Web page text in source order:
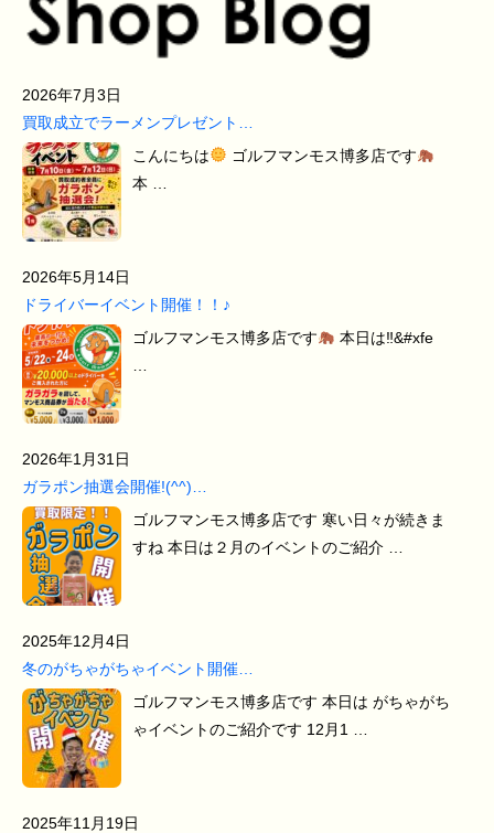
2026年7月3日
買取成立でラーメンプレゼント…
こんにちは
ゴルフマンモス博多店です
本 …
2026年5月14日
ドライバーイベント開催！！♪
ゴルフマンモス博多店です
本日は‼&#xfe
2026年1月31日
ガラポン抽選会開催!(^^)…
ゴルフマンモス博多店です 寒い日々が続きま
すね 本日は２月のイベントのご紹介 …
2025年12月4日
冬のがちゃがちゃイベント開催…
ゴルフマンモス博多店です 本日は がちゃがち
ゃイベントのご紹介です 12月1 …
2025年11月19日